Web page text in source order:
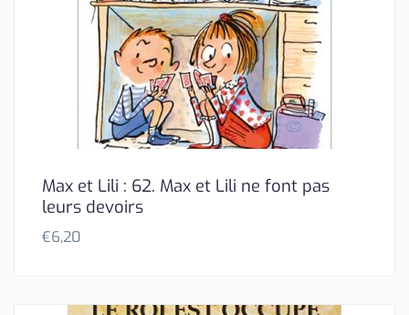
Max et Lili : 62. Max et Lili ne font pas
leurs devoirs
€6,20